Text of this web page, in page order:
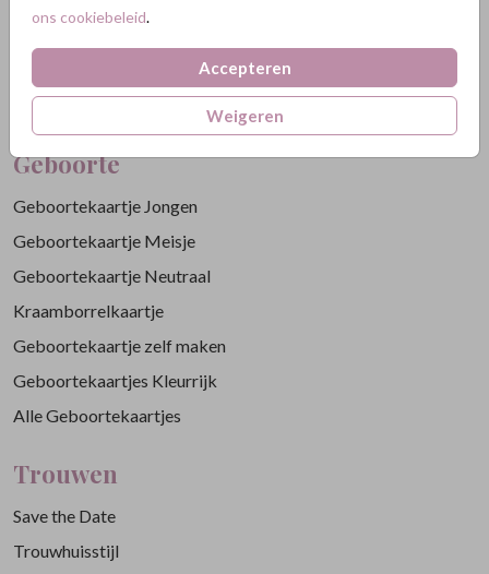
ons cookiebeleid.
Accepteren
Weigeren
info@gelukskaartjes.nl
Geboorte
Geboortekaartje Jongen
Geboortekaartje Meisje
Geboortekaartje Neutraal
Kraamborrelkaartje
Geboortekaartje zelf maken
Geboortekaartjes Kleurrijk
Alle Geboortekaartjes
Trouwen
Save the Date
Trouwhuisstijl